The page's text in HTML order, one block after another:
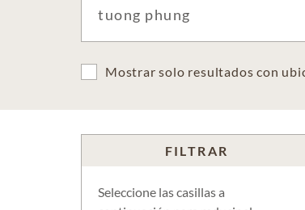
Mostrar solo resultados con
FILTRAR
Seleccione las casillas a